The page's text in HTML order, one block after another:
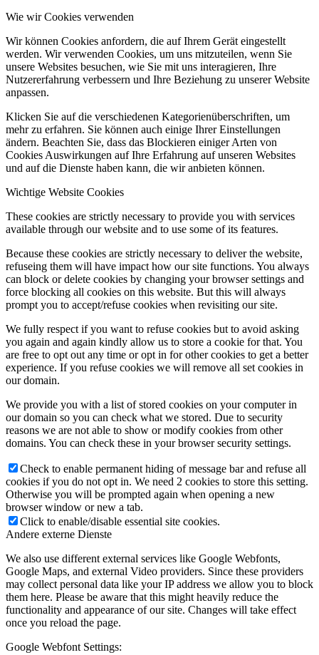
Wie wir Cookies verwenden
Wir können Cookies anfordern, die auf Ihrem Gerät eingestellt
werden. Wir verwenden Cookies, um uns mitzuteilen, wenn Sie
unsere Websites besuchen, wie Sie mit uns interagieren, Ihre
Nutzererfahrung verbessern und Ihre Beziehung zu unserer Website
anpassen.
Klicken Sie auf die verschiedenen Kategorienüberschriften, um
mehr zu erfahren. Sie können auch einige Ihrer Einstellungen
ändern. Beachten Sie, dass das Blockieren einiger Arten von
Cookies Auswirkungen auf Ihre Erfahrung auf unseren Websites
und auf die Dienste haben kann, die wir anbieten können.
Wichtige Website Cookies
These cookies are strictly necessary to provide you with services
available through our website and to use some of its features.
Because these cookies are strictly necessary to deliver the website,
refuseing them will have impact how our site functions. You always
can block or delete cookies by changing your browser settings and
force blocking all cookies on this website. But this will always
prompt you to accept/refuse cookies when revisiting our site.
We fully respect if you want to refuse cookies but to avoid asking
you again and again kindly allow us to store a cookie for that. You
are free to opt out any time or opt in for other cookies to get a better
experience. If you refuse cookies we will remove all set cookies in
our domain.
We provide you with a list of stored cookies on your computer in
our domain so you can check what we stored. Due to security
reasons we are not able to show or modify cookies from other
domains. You can check these in your browser security settings.
Check to enable permanent hiding of message bar and refuse all
cookies if you do not opt in. We need 2 cookies to store this setting.
Otherwise you will be prompted again when opening a new
browser window or new a tab.
Click to enable/disable essential site cookies.
Andere externe Dienste
We also use different external services like Google Webfonts,
Google Maps, and external Video providers. Since these providers
may collect personal data like your IP address we allow you to block
them here. Please be aware that this might heavily reduce the
functionality and appearance of our site. Changes will take effect
once you reload the page.
Google Webfont Settings: